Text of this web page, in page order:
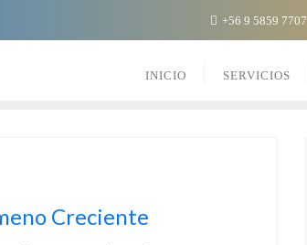
+56 9 5859 7707
INICIO SERVICIOS
Creciente